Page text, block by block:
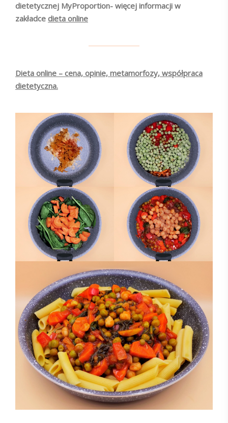
dietetycznej MyProportion- więcej informacji w
zakładce dieta online
Dieta online – cena, opinie, metamorfozy, współpraca
dietetyczna.